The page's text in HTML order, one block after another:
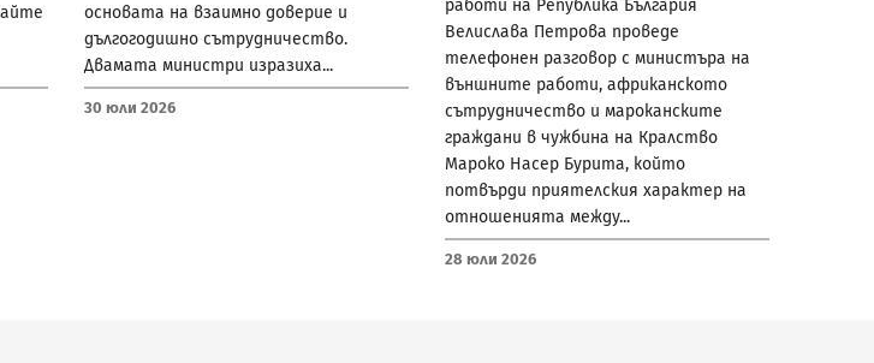
основата на взаимно доверие и
дългогодишно сътрудничество.
Двамата министри изразиха...
30 Юли 2026
работи на Република България
Велислава Петрова проведе
телефонен разговор с министъра на
външните работи, африканското
сътрудничество и мароканските
граждани в чужбина на Кралство
Мароко Насер Бурита, който
потвърди приятелския характер на
отношенията между...
28 Юли 2026